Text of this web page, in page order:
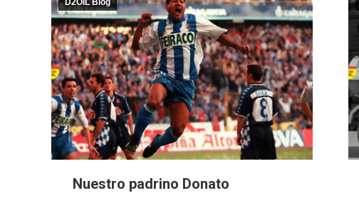
D2OIL Blog
Nuestro padrino Donato